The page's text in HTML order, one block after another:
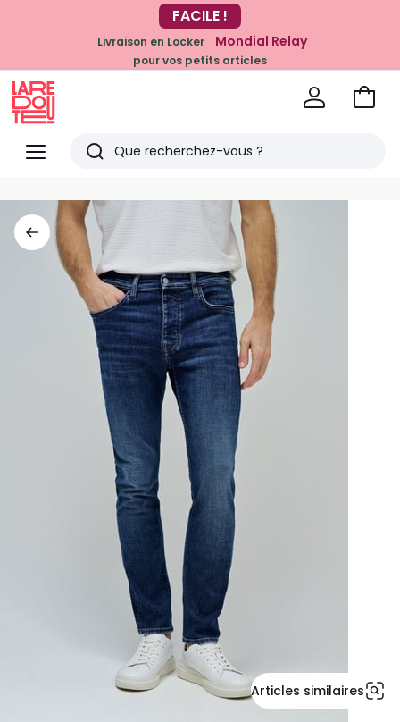
-20% dès 39€*
sur la mode
FACILE !
Livraison en Locker Mondial Relay
pour vos petits articles
Menu
Redoute
Rechercher
articles
vus
Voir
Articles similaires